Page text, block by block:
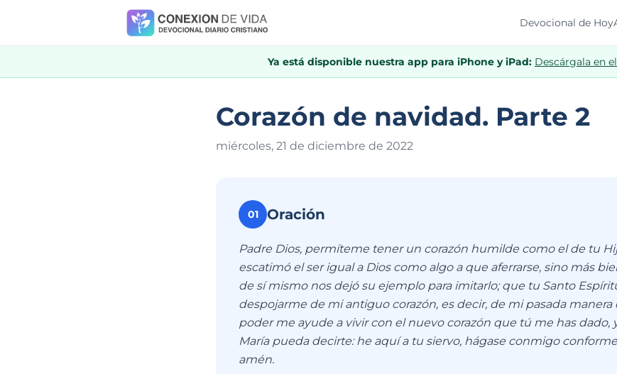
Devocional de Hoy
Ya está disponible nuestra app para iPhone y iPad: Descárgala en
Corazón de navidad. Parte 2
miércoles, 21 de diciembre de 2022
01 Oración
Padre Dios, permíteme tener un corazón humilde como el de tu
escatimó el ser igual a Dios como algo a que aferrarse, sino más
de sí mismo nos dejó su ejemplo para imitarlo; que tu Santo
despojarme de mi antiguo corazón, es decir, de mi pasada manera
poder me ayude a vivir con el nuevo corazón que tú me has dado,
María pueda decirte: he aquí a tu siervo, hágase conmigo
amén.